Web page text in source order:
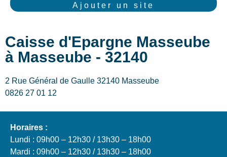
Ajouter un site
Caisse d'Epargne Masseube
à Masseube - 32140
2 Rue Général de Gaulle 32140 Masseube
0826 27 01 12
Horaires :
Lundi : 09h00 – 12h30 / 13h30 – 18h00
Mardi : 09h00 – 12h30 / 13h30 – 18h00